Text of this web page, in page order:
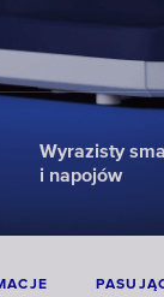
Wyrazisty
i napojów